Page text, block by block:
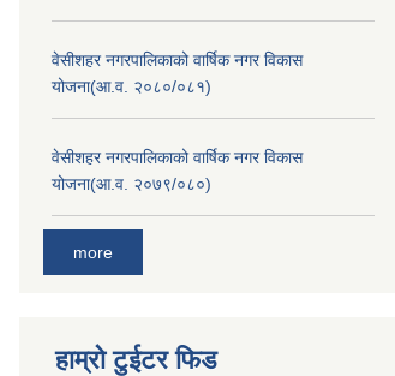
वेसीशहर नगरपालिकाको वार्षिक नगर विकास
योजना(आ.व. २०८०/०८१)
वेसीशहर नगरपालिकाको वार्षिक नगर विकास
योजना(आ.व. २०७९/०८०)
more
हाम्रो टुईटर फिड